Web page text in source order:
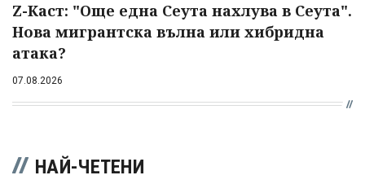
Z-Каст: "Още една Сеута нахлува в Сеута".
Нова мигрантска вълна или хибридна
атака?
07.08.2026
НАЙ-ЧЕТЕНИ